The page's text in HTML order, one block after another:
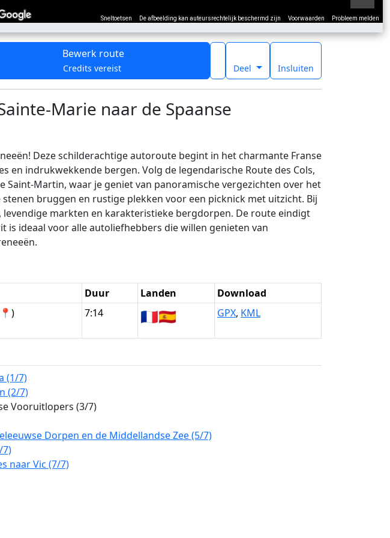
Sneltoetsen De afbeelding kan auteursrechtelijk beschermd zijn Voorwaarden Probleem melden
Bewerk route
Credits vereist Deel Insluiten
Marie naar de Spaanse
Deze schilderachtige autoroute begint in het charmante Franse
indrukwekkende bergen. Volg de legendarische Route des Cols,
Saint-Martin, waar je geniet van panoramische vergezichten over het
bruggen en rustige plekken voor een picknick met uitzicht. Bij
markten en karakteristieke bergdorpen. De route eindigt
is ideaal voor alle autoliefhebbers die willen genieten van
Duur Landen
Download
7:14 🇫🇷🇪🇸 GPX, KML
(1/7)
(2/7)
Vooruitlopers (3/7)
Dorpen en de Middellandse Zee (5/7)
7)
naar Vic (7/7)